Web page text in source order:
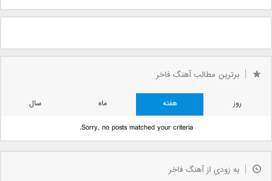
برترین مطالب آهنگ فاخر
روز هفته ماه
سال
Sorry, no posts matched your criteria.
به زودی از آهنگ فاخر